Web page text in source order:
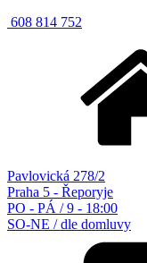
608 814 752
Pavlovická 278/2
Praha 5 - Řeporyje
PO - PÁ / 9 - 18:00
SO-NE / dle domluvy